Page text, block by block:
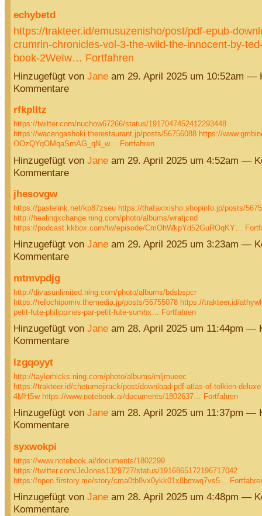
echybetd
https://trakteer.id/emusuzenisho/post/pdf-epub-
crumrin-chronicles-vol-3-the-wild-the-innocent-by-
book-2WeIw… Fortfahren
Hinzugefügt von Janeam 29. April 2025 um 10:52am —
Kommentare
rfkplltz
https://twitter.com/nuchow67266/status/1917047452412293448
https://wacengashoki.therestaurant.jp/posts/56756088 https://
OOzQYqOMqaSmAG_qN_w… Fortfahren
Hinzugefügt von Janeam 29. April 2025 um 4:52am —
Kommentare
jhesovgw
https://pastelink.net/kp87zseu https://thafaxixisho.shopinfo.jp/posts/
http://healingxchange.ning.com/photo/albums/wratjcnd
https://podcast.kkbox.com/tw/episode/CmOhWkpYd52GuROqKY…
Hinzugefügt von Janeam 29. April 2025 um 3:23am —
Kommentare
mtmvpdjg
http://divasunlimited.ning.com/photo/albums/bdsbspcr
https://refochipomiv.themedia.jp/posts/56755078 https://trakteer.id/
petit-fute-philippines-par-petit-fute-sumhx… Fortfahren
Hinzugefügt von Janeam 28. April 2025 um 11:44pm —
Kommentare
lzgqoyyt
http://taylorhicks.ning.com/photo/albums/mljmueec
https://trakteer.id/chetumejirack/post/download-pdf-atlas-of-tolkien-
4MHSw https://www.notebook.ai/documents/1802637… Fortfahren
Hinzugefügt von Janeam 28. April 2025 um 11:37pm —
Kommentare
syxwokpi
https://www.notebook.ai/documents/1802299
https://twitter.com/JoJones1329727/status/1916865172196717042
https://open.firstory.me/story/cma0tb8vx0ykk01x8bmwq7vs5…
Hinzugefügt von Janeam 28. April 2025 um 4:48pm —
Kommentare